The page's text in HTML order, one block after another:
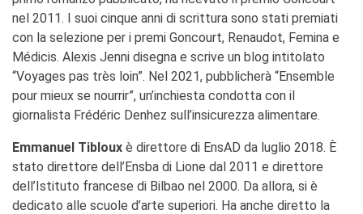
nel 2011. I suoi cinque anni di scrittura sono stati premiati
con la selezione per i premi Goncourt, Renaudot, Femina e
Médicis. Alexis Jenni disegna e scrive un blog intitolato
“Voyages pas très loin”. Nel 2021, pubblicherà “Ensemble
pour mieux se nourrir”, un’inchiesta condotta con il
giornalista Frédéric Denhez sull’insicurezza alimentare.
Emmanuel Tibloux è direttore di EnsAD da luglio 2018. È
stato direttore dell’Ensba di Lione dal 2011 e direttore
dell’Istituto francese di Bilbao nel 2000. Da allora, si è
dedicato alle scuole d’arte superiori. Ha anche diretto la